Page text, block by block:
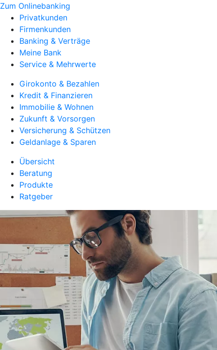
Zum Onlinebanking
Privatkunden
Firmenkunden
Banking & Verträge
Meine Bank
Service & Mehrwerte
Girokonto & Bezahlen
Kredit & Finanzieren
Immobilie & Wohnen
Zukunft & Vorsorgen
Versicherung & Schützen
Geldanlage & Sparen
Übersicht
Beratung
Produkte
Ratgeber